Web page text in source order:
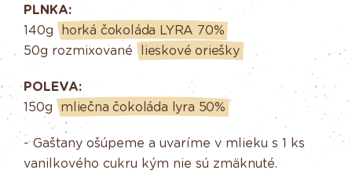
PLNKA:
140g horká čokoláda LYRA 70%
50g rozmixované lieskové oriešky
POLEVA:
150g mliečna čokoláda lyra 50%
- Gaštany ošúpeme a uvaríme v mlieku s 1 ks
vanilkového cukru kým nie sú zmäknuté.